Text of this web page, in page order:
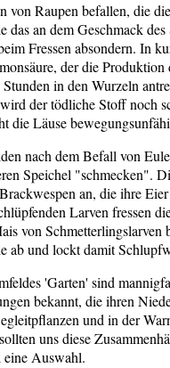
von Raupen befallen, die
das an dem Geschmack
Fressen absondern. In
der die Produktion
in den Wurzeln
der tödliche Stoff noch
die Läuse
nach dem Befall von
Speichel "schmecken".
an, die ihre
Larven fressen
von Schmetterlingslarven
ab und lockt damit
'Garten' sind
bekannt, die ihren
und in der
uns diese
eine Auswahl.